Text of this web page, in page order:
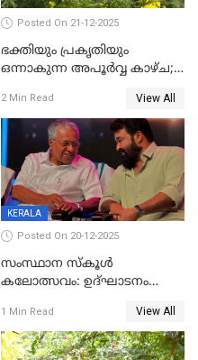
Posted On 21-12-2025
ഭക്തിയും പ്രകൃതിയും
ഒന്നാകുന്ന അപൂര്‍വ്വ കാഴ്ച;
കാഴ്ചാനുഭവമൊരുക്കി
ശബരീ നന്ദനം
2 Min Read View All
KERALA
Posted On 20-12-2025
സംസ്ഥാന സ്കൂൾ
കലോത്സവം: ഉദ്ഘാടനം
മുഖ്യാതിഥിയായി
മോഹൻലാൽ
1 Min Read View All